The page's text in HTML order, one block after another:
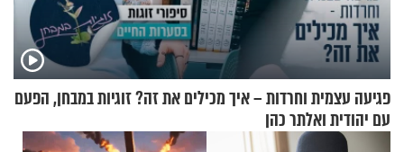
פגיעה עצמית וחרדות – איך מכילים את זה? זוגיות במבחן, הפעם
עם יהודית ואלתר כהן